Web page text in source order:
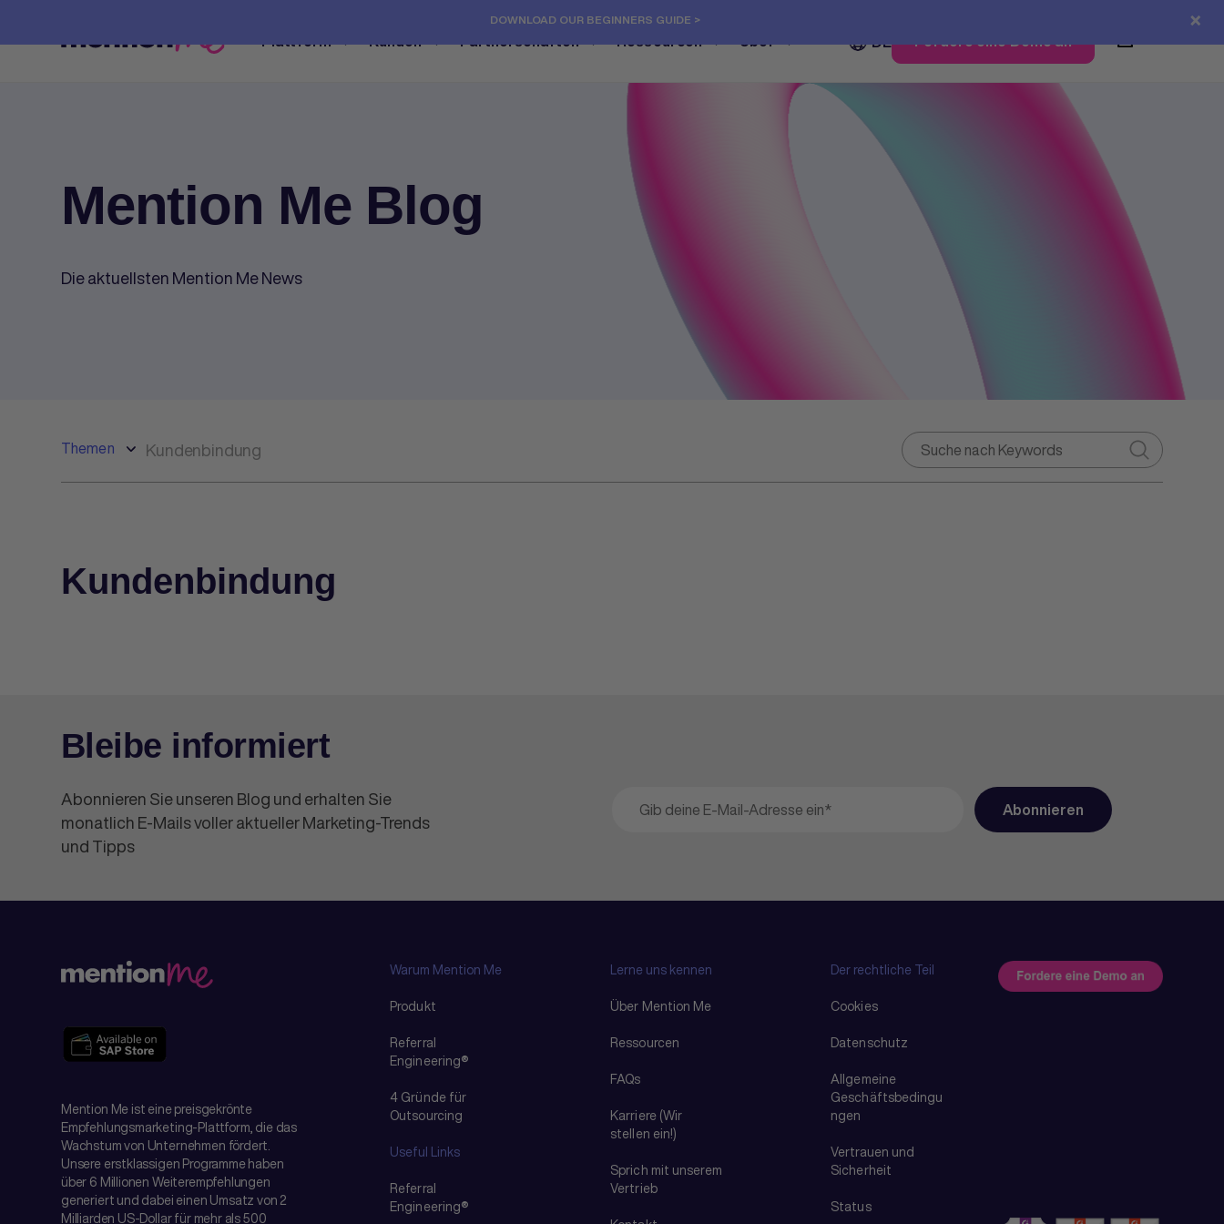
DE
DOWNLOAD OUR BEGINNERS GUIDE > ×
Mention Me Blog
Die aktuellsten Mention Me News
Themen Kundenbindung
Kundenbindung
Bleibe informiert
Abonnieren Sie unseren Blog und erhalten Sie
monatlich E-Mails voller aktueller Marketing-Trends
und Tipps
Mention Me ist eine preisgekrönte
Empfehlungsmarketing-Plattform, die das
Wachstum von Unternehmen fördert.
Unsere erstklassigen Programme haben
über 6 Millionen Weiterempfehlungen
generiert und dabei einen Umsatz von 2
Milliarden US-Dollar für mehr als 500
Warum Mention Me
Produkt
Referral
Engineering®
4 Gründe für
Outsourcing
Useful Links
Referral
Engineering®
Lerne uns kennen
Über Mention Me
Ressourcen
FAQs
Karriere (Wir
stellen ein!)
Sprich mit unserem
Vertrieb
Der rechtliche Teil
Cookies
Datenschutz
Allgemeine
Geschäftsbedingu
ngen
Vertrauen und
Sicherheit
Status